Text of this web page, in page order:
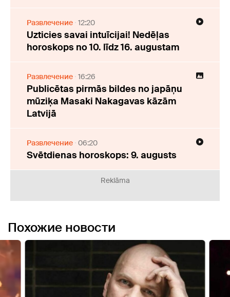
Развлечение 12:20
Uzticies savai intuīcijai! Nedēļas
horoskops no 10. līdz 16. augustam
Развлечение 16:26
Publicētas pirmās bildes no japāņu
mūziķa Masaki Nakagavas kāzām
Latvijā
Развлечение 06:20
Svētdienas horoskops: 9. augusts
Reklāma
Похожие новости